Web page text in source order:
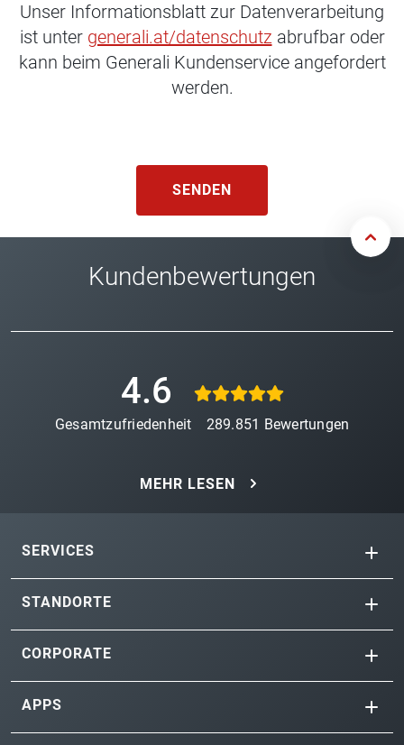
Unser Informationsblatt zur Datenverarbeitung
ist unter generali.at/datenschutz abrufbar oder
kann beim Generali Kundenservice angefordert
werden.
SENDEN
Kundenbewertungen
4.6
Gesamtzufriedenheit 289.851 Bewertungen
MEHR LESEN
SERVICES
STANDORTE
CORPORATE
APPS